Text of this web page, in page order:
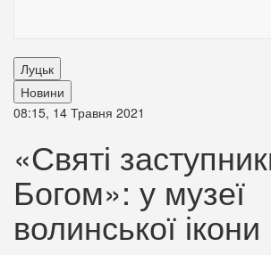
Луцьк
Новини
08:15, 14 Травня 2021
«Святі
Богом»: у музеї
волинської ікони